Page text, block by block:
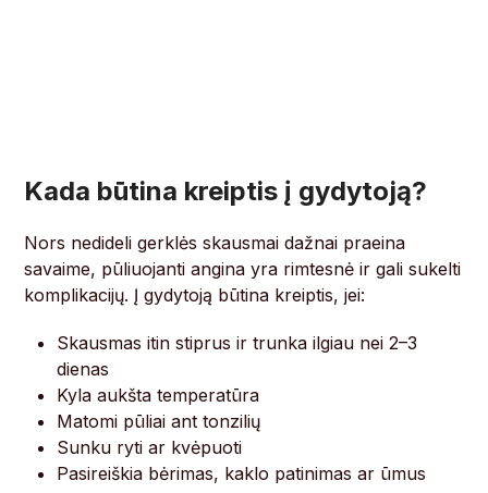
Kada būtina kreiptis į gydytoją?
Nors nedideli gerklės skausmai dažnai praeina
savaime, pūliuojanti angina yra rimtesnė ir gali sukelti
komplikacijų. Į gydytoją būtina kreiptis, jei:
Skausmas itin stiprus ir trunka ilgiau nei 2–3
dienas
Kyla aukšta temperatūra
Matomi pūliai ant tonzilių
Sunku ryti ar kvėpuoti
Pasireiškia bėrimas, kaklo patinimas ar ūmus